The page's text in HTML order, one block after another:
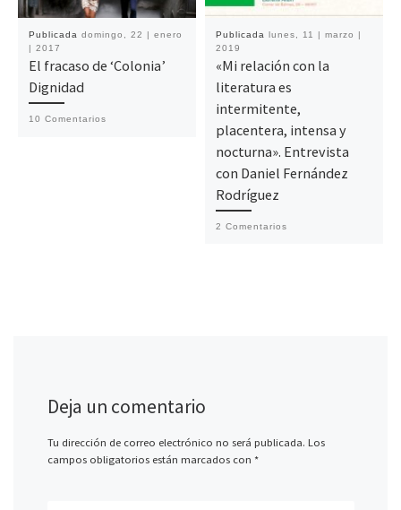
Publicada domingo, 22 | enero
| 2017
El fracaso de ‘Colonia’
Dignidad
10 Comentarios
Publicada
lunes, 11 | marzo |
2019
«Mi relación con la
literatura es
intermitente,
placentera, intensa y
nocturna». Entrevista
con Daniel Fernández
Rodríguez
2 Comentarios
Deja un comentario
Tu dirección de correo electrónico no será publicada. Los
campos obligatorios están marcados con *